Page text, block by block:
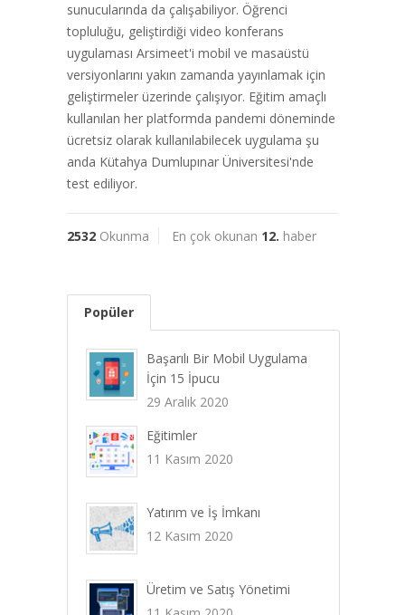
sunucularında da çalışabiliyor. Öğrenci
topluluğu, geliştirdiği video konferans
uygulaması Arsimeet'i mobil ve masaüstü
versiyonlarını yakın zamanda yayınlamak için
geliştirmeler üzerinde çalışıyor. Eğitim amaçlı
kullanılan her platformda pandemi döneminde
ücretsiz olarak kullanılabilecek uygulama şu
anda Kütahya Dumlupınar Üniversitesi'nde
test ediliyor.
2532 Okunma En çok okunan 12. haber
Popüler
Başarılı Bir Mobil Uygulama
İçin 15 İpucu
29 Aralık 2020
Eğitimler
11 Kasım 2020
Yatırım ve İş İmkanı
12 Kasım 2020
Üretim ve Satış Yönetimi